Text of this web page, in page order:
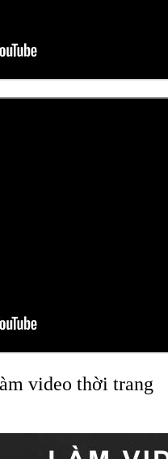
video thời trang